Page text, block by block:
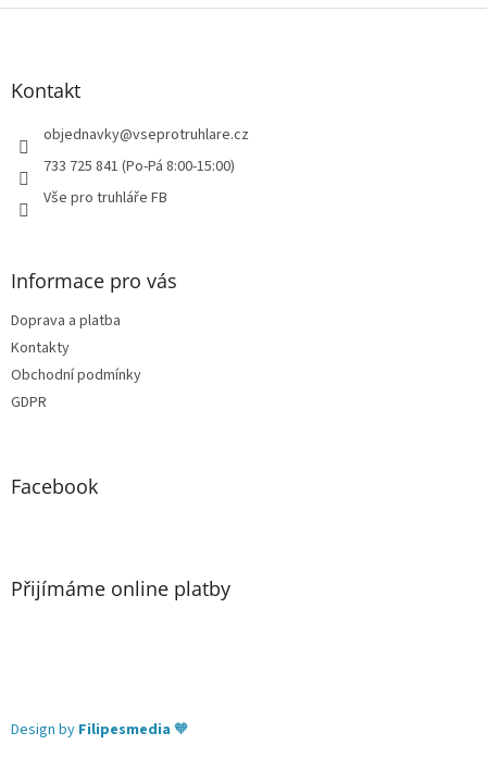
Z
Kontakt
objednavky@vseprotruhlare.cz
733 725 841 (Po-Pá 8:00-15:00)
Vše pro truhláře FB
Informace pro vás
Doprava a platba
Kontakty
Obchodní podmínky
GDPR
Facebook
Přijímáme online platby
Design by Filipesmedia 🧡